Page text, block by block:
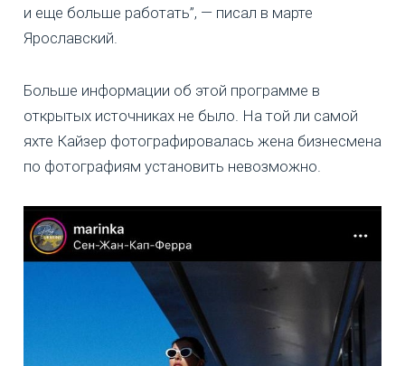
и еще больше работать”, — писал в марте
Ярославский.
Больше информации об этой программе в
открытых источниках не было. На той ли самой
яхте Кайзер фотографировалась жена бизнесмена
по фотографиям установить невозможно.